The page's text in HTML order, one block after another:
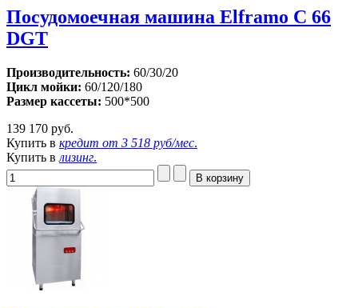
Посудомоечная машина Elframo C 66
DGT
Производительность: 60/30/20
Цикл мойки: 60/120/180
Размер кассеты: 500*500
139 170 руб.
Купить в кредит от 3 518 руб/мес.
Купить в лизинг.